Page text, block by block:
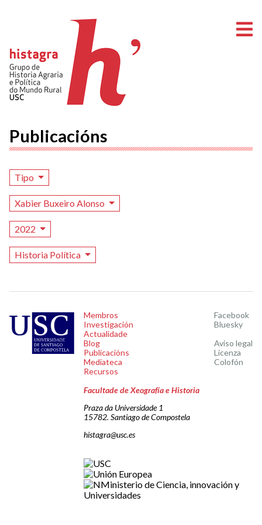
Publicacións
Tipo
Xabier Buxeiro Alonso
2022
Historia Política
Membros
Investigación
Actualidade
Blog
Publicacións
Mediateca
Recursos
Facebook
Bluesky
Aviso legal
Licenza
Colofón
Facultade de Xeografía e Historia
Praza da Universidade 1
15782. Santiago de Compostela
histagra@usc.es